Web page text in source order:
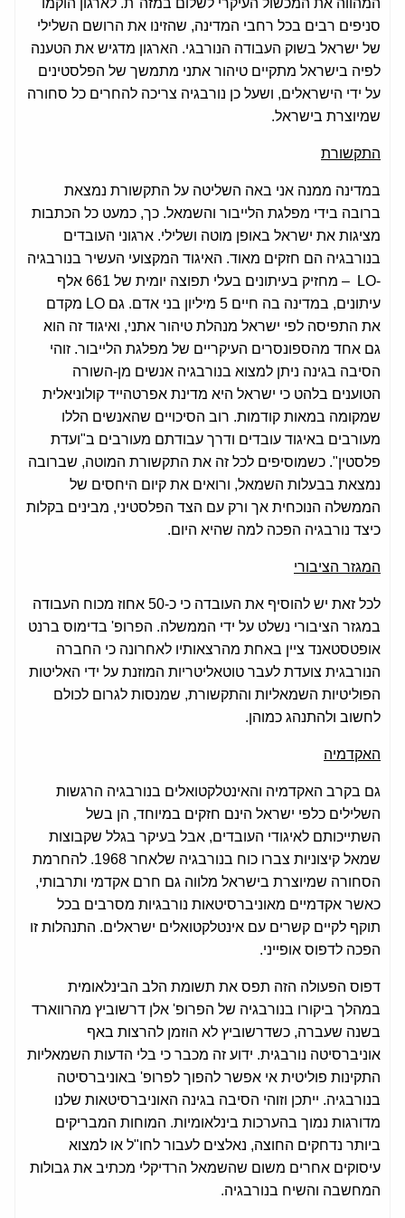
סניפים רבים בכל רחבי המדינה, שהזינו את הרושם השלילי
של ישראל בשוק העבודה הנורבגי. הארגון מדגיש את הטענה
לפיה בישראל מתקיים טיהור אתני מתמשך של הפלסטינים
על ידי הישראלים, ושעל כן נורבגיה צריכה להחרים כל סחורה
שמיוצרת בישראל.
התקשורת
במדינה ממנה אני באה השליטה על התקשורת נמצאת
ברובה בידי מפלגת הלייבור והשמאל. כך, כמעט כל הכתבות
מציגות את ישראל באופן מוטה ושלילי. ארגוני העובדים
בנורבגיה הם חזקים מאוד. האיגוד המקצועי העשיר בנורבגיה
-LO – מחזיק בעיתונים בעלי תפוצה יומית של 661 אלף
עיתונים, במדינה בה חיים 5 מיליון בני אדם. גם LO מקדם
את התפיסה לפי ישראל מנהלת טיהור אתני, ואיגוד זה הוא
גם אחד מהספונסרים העיקריים של מפלגת הלייבור. זוהי
הסיבה בגינה ניתן למצוא בנורבגיה אנשים מן-השורה
הטוענים בלהט כי ישראל היא מדינת אפרטהייד קולוניאלית
שמקומה במאות קודמות. רוב הסיכויים שהאנשים הללו
מעורבים באיגוד עובדים ודרך עבודתם מעורבים ב"ועדת
פלסטין". כשמוסיפים לכל זה את התקשורת המוטה, שברובה
נמצאת בבעלות השמאל, ורואים את קיום היחסים של
הממשלה הנוכחית אך ורק עם הצד הפלסטיני, מבינים בקלות
כיצד נורבגיה הפכה למה שהיא היום.
המגזר הציבורי
לכל זאת יש להוסיף את העובדה כי כ-50 אחוז מכוח העבודה
במגזר הציבורי נשלט על ידי הממשלה. הפרופ' בדימוס ברנט
אופטסטאנד ציין באחת מהרצאותיו לאחרונה כי החברה
הנורבגית צועדת לעבר טוטאליטריות המוזנת על ידי האליטות
הפוליטיות השמאליות והתקשורת, שמנסות לגרום לכולם
לחשוב ולהתנהג כמוהן.
האקדמיה
גם בקרב האקדמיה והאינטלקטואלים בנורבגיה הרגשות
השלילים כלפי ישראל הינם חזקים במיוחד, הן בשל
השתייכותם לאיגודי העובדים, אבל בעיקר בגלל שקבוצות
שמאל קיצוניות צברו כוח בנורבגיה שלאחר 1968. להחרמת
הסחורה שמיוצרת בישראל מלווה גם חרם אקדמי ותרבותי,
כאשר אקדמיים מאוניברסיטאות נורבגיות מסרבים בכל
תוקף לקיים קשרים עם אינטלקטואלים ישראלים. התנהלות זו
הפכה לדפוס אופייני.
דפוס הפעולה הזה תפס את תשומת הלב הבינלאומית
במהלך ביקורו בנורבגיה של הפרופ' אלן דרשוביץ מהרווארד
בשנה שעברה, כשדרשוביץ לא הוזמן להרצות באף
אוניברסיטה נורבגית. ידוע זה מכבר כי בלי הדעות השמאליות
התקינות פוליטית אי אפשר להפוך לפרופ' באוניברסיטה
בנורבגיה. ייתכן וזוהי הסיבה בגינה האוניברסיטאות שלנו
מדורגות נמוך בהערכות בינלאומיות. המוחות המבריקים
ביותר נדחקים החוצה, נאלצים לעבור לחו"ל או למצוא
עיסוקים אחרים משום שהשמאל הרדיקלי מכתיב את גבולות
המחשבה והשיח בנורבגיה.